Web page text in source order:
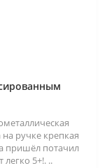
ручке крепкая
пришёл потачил
5+!. ..